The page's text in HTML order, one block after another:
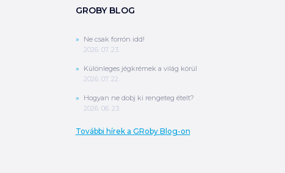
GROBY BLOG
Ne csak forrón idd!
2026. 07. 23.
Különleges jégkrémek a világ körül
2026. 07. 22.
Hogyan ne dobj ki rengeteg ételt?
2026. 06. 23.
További hírek a GRoby Blog-on